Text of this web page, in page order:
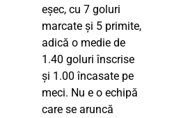
eșec, cu 7 goluri
marcate și 5 primite,
adică o medie de
1.40 goluri înscrise
și 1.00 încasate pe
meci. Nu e o echipă
care se aruncă